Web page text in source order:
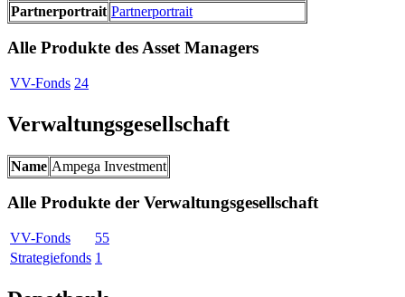
Partnerportrait Partnerportrait
Alle Produkte des Asset Managers
VV-Fonds 24
Verwaltungsgesellschaft
Name Ampega Investment
Alle Produkte der Verwaltungsgesellschaft
VV-Fonds
55
Strategiefonds 1